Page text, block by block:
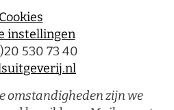
Cookies
instellingen
530 73 40
omstandigheden zijn we